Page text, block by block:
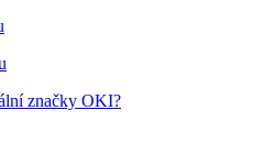
značky OKI?